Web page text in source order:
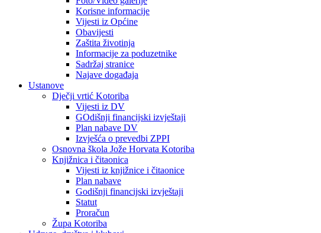
Korisne informacije
Vijesti iz Općine
Obavijesti
Zaštita životinja
Informacije za poduzetnike
Sadržaj stranice
Najave događaja
Ustanove
Dječji vrtić Kotoriba
Vijesti iz DV
GOdišnji financijski izvještaji
Plan nabave DV
Izvješća o prevedbi ZPPI
Osnovna škola Jože Horvata Kotoriba
Knjižnica i čitaonica
Vijesti iz knjižnice i čitaonice
Plan nabave
Godišnji financijski izvještaji
Statut
Proračun
Župa Kotoriba